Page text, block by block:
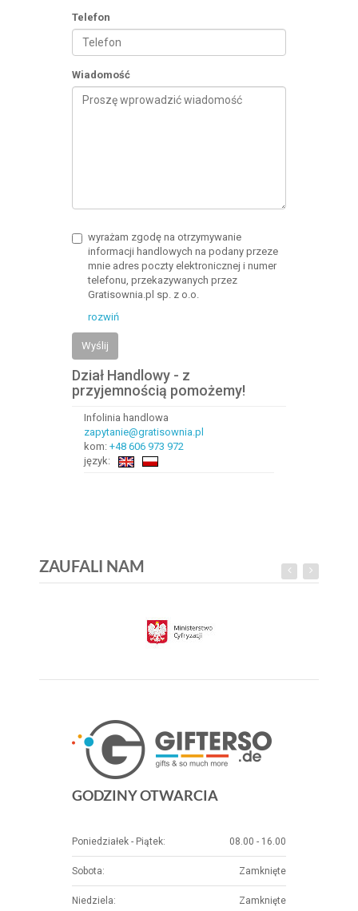
Telefon
Wiadomość
wyrażam zgodę na otrzymywanie
informacji handlowych na podany przeze
mnie adres poczty elektronicznej i numer
telefonu, przekazywanych przez
Gratisownia.pl sp. z o.o.
rozwiń
Wyślij
Dział Handlowy - z
przyjemnością pomożemy!
Infolinia handlowa
zapytanie@gratisownia.pl
kom: +48 606 973 972
język:
ZAUFALI NAM
GODZINY OTWARCIA
Poniedziałek - Piątek: 08.00 - 16.00
Sobota: Zamknięte
Niedziela: Zamknięte